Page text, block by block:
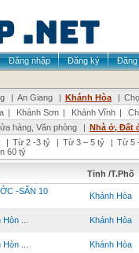
Đăng nhập Đăng ký
Đăng
| An Giang | Khánh Hòa |
| Khánh Sơn | Khánh Vĩnh |
hàng, Văn phòng | Nhà ở, Đất
| Từ 2 -3 tỷ | Từ 3 – 5 tỷ | Từ 5
60 tỷ
Tỉnh /T.Phố
-SẴN 10
Khánh Hòa
... Khánh Hòa
... Khánh Hòa